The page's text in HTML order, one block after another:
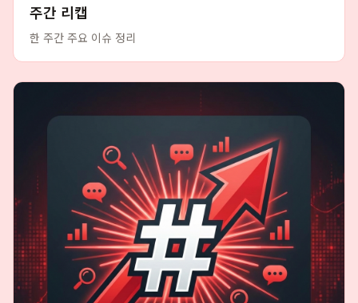
주간 리캡
한 주간 주요 이슈 정리